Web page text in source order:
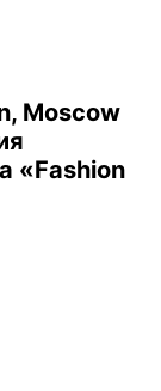
Moscow
«Fashion